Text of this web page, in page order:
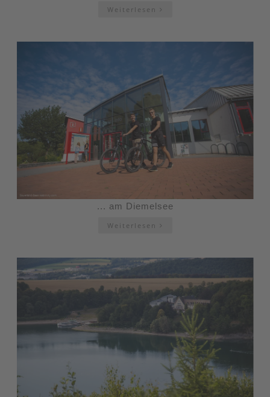
Weiterlesen
... am Diemelsee
Weiterlesen